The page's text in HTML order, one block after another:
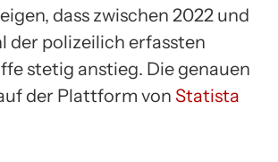
dass zwischen 2022 und
der polizeilich erfassten
stetig anstieg. Die genauen
der Plattform von Statista